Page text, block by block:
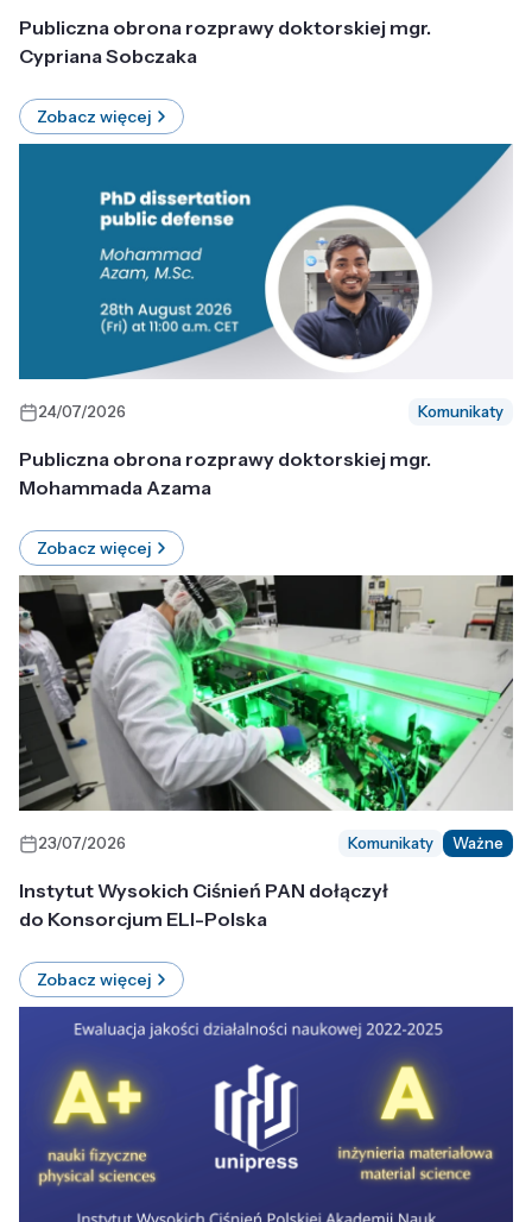
Publiczna obrona rozprawy doktorskiej mgr.
Cypriana Sobczaka
Zobacz więcej
24/07/2026 Komunikaty
Publiczna obrona rozprawy doktorskiej mgr.
Mohammada Azama
Zobacz więcej
23/07/2026 Komunikaty Ważne
Instytut Wysokich Ciśnień PAN dołączył
do Konsorcjum ELI-Polska
Zobacz więcej